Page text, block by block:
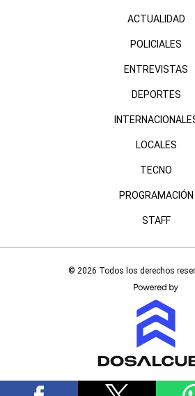
ACTUALIDAD
POLICIALES
ENTREVISTAS
DEPORTES
LOCALES
TECNO
PROGRAMACIÓN
STAFF
© 2026 Todos los derechos